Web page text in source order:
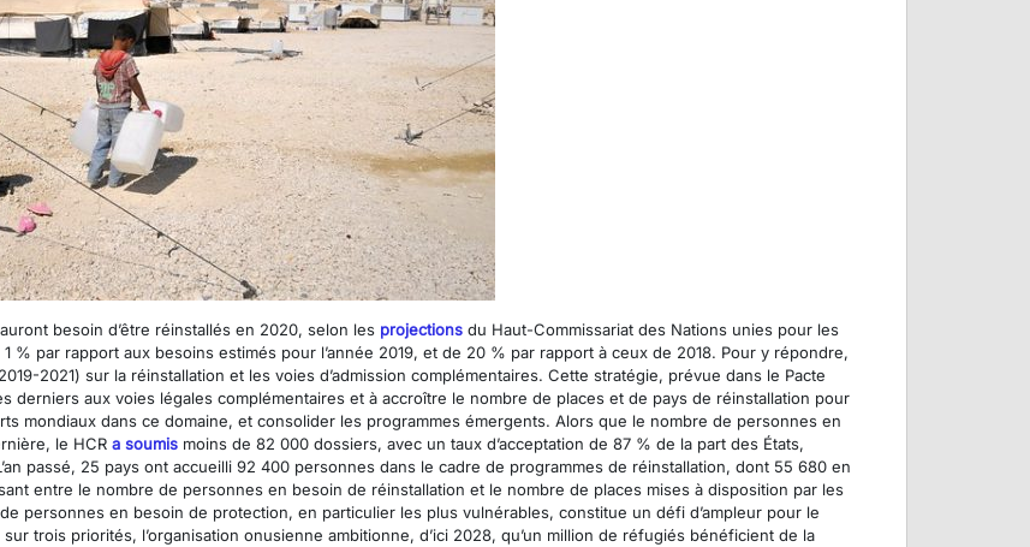
besoin d’être réinstallés en 2020, selon les projections du Haut-Commissariat des Nations unies pour les
% par rapport aux besoins estimés pour l’année 2019, et de 20 % par rapport à ceux de 2018. Pour y répondre,
2021) sur la réinstallation et les voies d’admission complémentaires. Cette stratégie, prévue dans le Pacte
derniers aux voies légales complémentaires et à accroître le nombre de places et de pays de réinstallation pour
mondiaux dans ce domaine, et consolider les programmes émergents. Alors que le nombre de personnes en
le HCR a soumis moins de 82 000 dossiers, avec un taux d’acceptation de 87 % de la part des États,
passé, 25 pays ont accueilli 92 400 personnes dans le cadre de programmes de réinstallation, dont 55 680 en
entre le nombre de personnes en besoin de réinstallation et le nombre de places mises à disposition par les
personnes en besoin de protection, en particulier les plus vulnérables, constitue un défi d’ampleur pour le
trois priorités, l’organisation onusienne ambitionne, d’ici 2028, qu’un million de réfugiés bénéficient de la